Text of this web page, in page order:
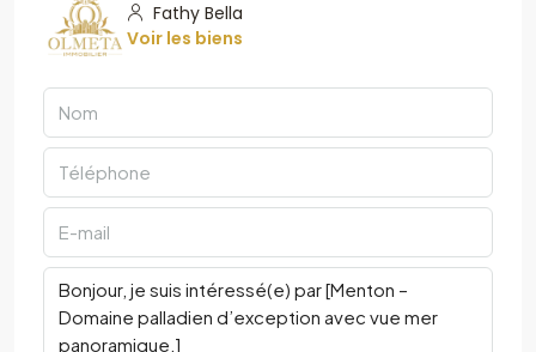
Fathy Bella
Voir les biens